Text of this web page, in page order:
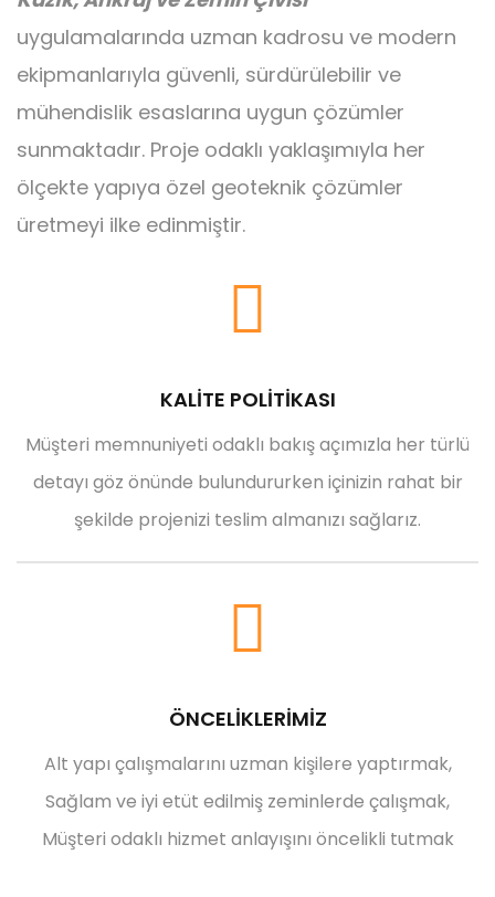
uygulamalarında uzman kadrosu ve modern
ekipmanlarıyla güvenli, sürdürülebilir ve
mühendislik esaslarına uygun çözümler
sunmaktadır. Proje odaklı yaklaşımıyla her
ölçekte yapıya özel geoteknik çözümler
üretmeyi ilke edinmiştir.
KALİTE POLİTİKASI
Müşteri memnuniyeti odaklı bakış açımızla her türlü
detayı göz önünde bulundururken içinizin rahat bir
şekilde projenizi teslim almanızı sağlarız.
ÖNCELİKLERİMİZ
Alt yapı çalışmalarını uzman kişilere yaptırmak,
Sağlam ve iyi etüt edilmiş zeminlerde çalışmak,
Müşteri odaklı hizmet anlayışını öncelikli tutmak